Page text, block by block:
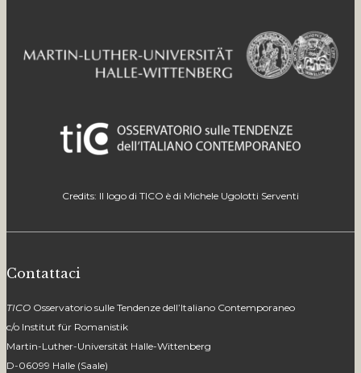
Credits: Il logo di TICO è di Michele Ugolotti Serventi
Contattaci
TICO Osservatorio sulle Tendenze dell’Italiano Contemporaneo
c/o Institut für Romanistik
Martin-Luther-Universität Halle-Wittenberg
D-06099 Halle (Saale)